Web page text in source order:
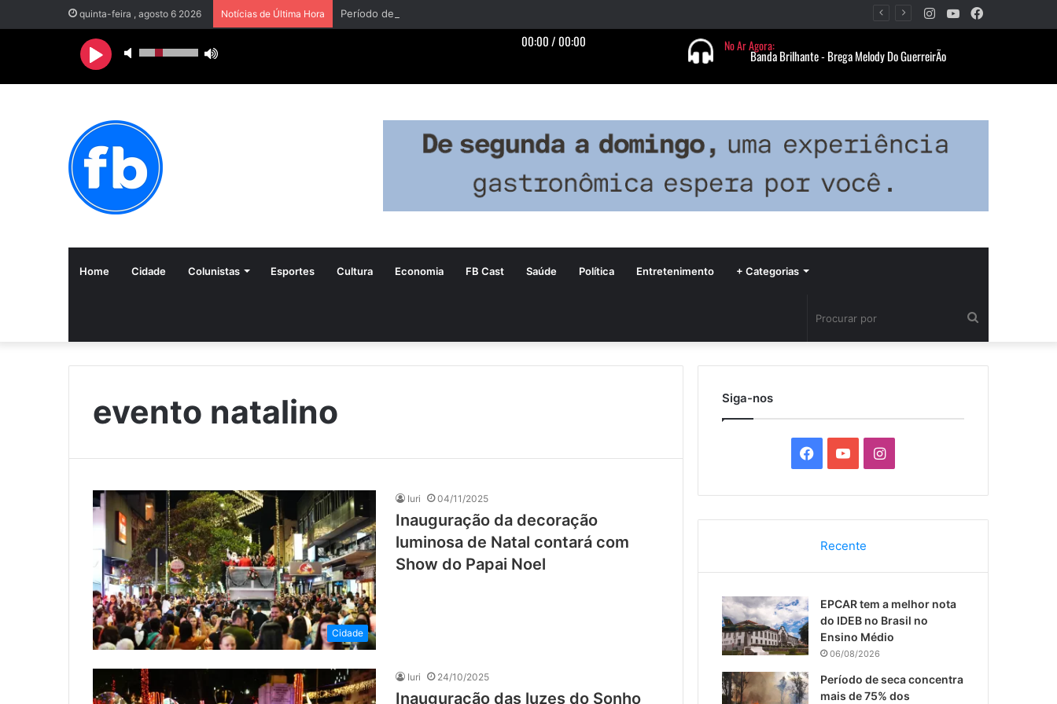
quinta-feira , agosto 6 2026 Notícias de Última Hora YouTube
Instagram
Home Cidade Colunistas Esportes Cultura Economia FB Cast Saúde Política Entretenimento + Categorias
por
evento natalino
Cidade
Iuri 04/11/2025
Inauguração da decoração
luminosa de Natal contará com
Show do Papai Noel
Iuri 24/10/2025
Inauguração das luzes do Sonho
Siga-nos
c
e
b
o
o
k
u
T
u
b
e
I
s
a
g
r
Recente
EPCAR tem a melhor nota
do IDEB no Brasil no
Ensino Médio
06/08/2026
Período de seca concentra
mais de 75% dos